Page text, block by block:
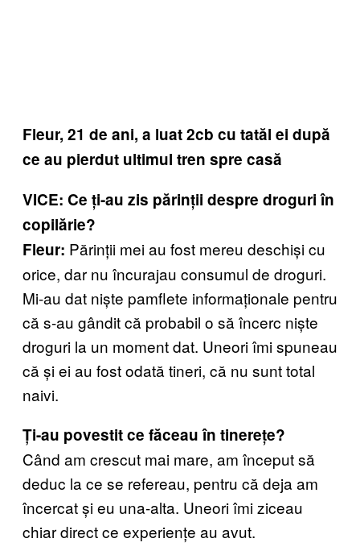
Fleur, 21 de ani, a luat 2cb cu tatăl ei după
ce au pierdut ultimul tren spre casă
VICE: Ce ți-au zis părinții despre droguri în
copilărie?
Fleur: Părinții mei au fost mereu deschiși cu
orice, dar nu încurajau consumul de droguri.
Mi-au dat niște pamflete informaționale pentru
că s-au gândit că probabil o să încerc niște
droguri la un moment dat. Uneori îmi spuneau
că și ei au fost odată tineri, că nu sunt total
naivi.
Ți-au povestit ce făceau în tinerețe?
Când am crescut mai mare, am început să
deduc la ce se refereau, pentru că deja am
încercat și eu una-alta. Uneori îmi ziceau
chiar direct ce experiențe au avut.